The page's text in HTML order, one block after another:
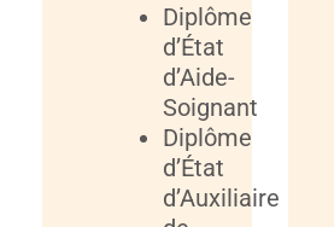
Diplôme
d’État
d’Aide-
Soignant
Diplôme
d’État
d’Auxiliaire